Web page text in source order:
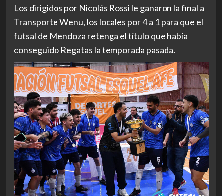
Los dirigidos por Nicolás Rossi le ganaron la final a
Transporte Wenu, los locales por 4 a 1 para que el
futsal de Mendoza retenga el título que había
conseguido Regatas la temporada pasada.